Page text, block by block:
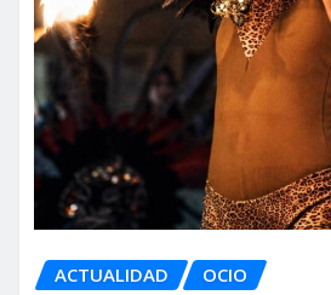
ACTUALIDAD OCIO